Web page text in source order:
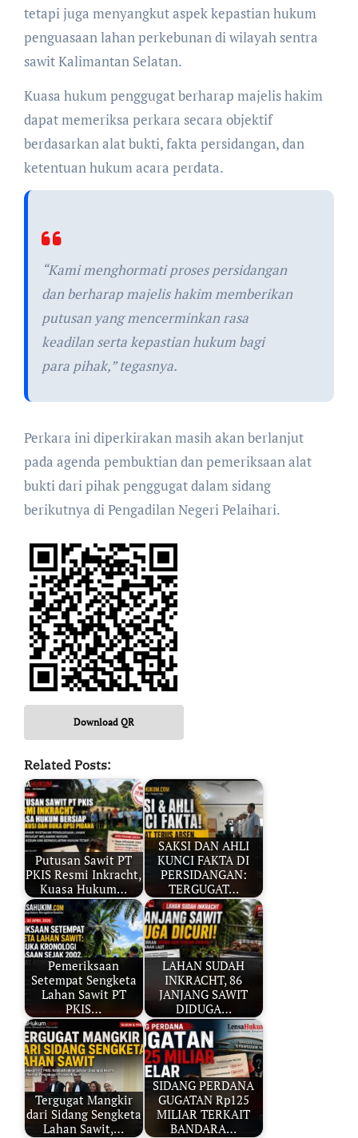
tetapi juga menyangkut aspek kepastian hukum
penguasaan lahan perkebunan di wilayah sentra
sawit Kalimantan Selatan.
Kuasa hukum penggugat berharap majelis hakim
dapat memeriksa perkara secara objektif
berdasarkan alat bukti, fakta persidangan, dan
ketentuan hukum acara perdata.
“Kami menghormati proses persidangan
dan berharap majelis hakim memberikan
putusan yang mencerminkan rasa
keadilan serta kepastian hukum bagi
para pihak,” tegasnya.
Perkara ini diperkirakan masih akan berlanjut
pada agenda pembuktian dan pemeriksaan alat
bukti dari pihak penggugat dalam sidang
berikutnya di Pengadilan Negeri Pelaihari.
Download QR
Related Posts:
Putusan Sawit PT
PKIS Resmi Inkracht,
Kuasa Hukum…
SAKSI DAN AHLI
KUNCI FAKTA DI
PERSIDANGAN:
TERGUGAT…
Pemeriksaan
Setempat Sengketa
Lahan Sawit PT
PKIS…
LAHAN SUDAH
INKRACHT, 86
JANJANG SAWIT
DIDUGA…
Tergugat Mangkir
dari Sidang Sengketa
Lahan Sawit,…
SIDANG PERDANA
GUGATAN Rp125
MILIAR TERKAIT
BANDARA…